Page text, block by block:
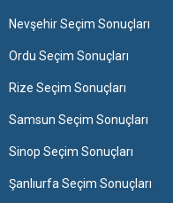
Nevşehir Seçim Sonuçları
Ordu Seçim Sonuçları
Rize Seçim Sonuçları
Samsun Seçim Sonuçları
Sinop Seçim Sonuçları
Şanlıurfa Seçim Sonuçları